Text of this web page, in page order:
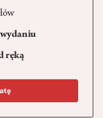
ręką